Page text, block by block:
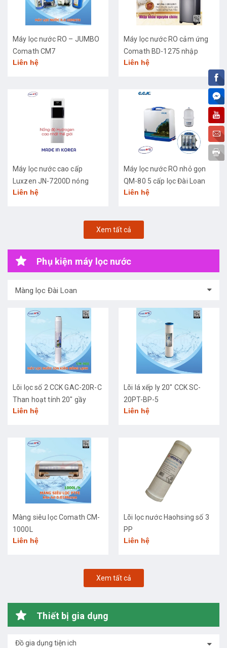
Máy lọc nước RO – JUMBO
Comath CM7
Liên hệ
Máy lọc nước RO cảm ứng
Comath BD-1275 nhập
khẩu cao cấp
Liên hệ
Máy lọc nước cao cấp
Luxzen JN-7200D nóng
lạnh
Liên hệ
Máy lọc nước RO nhỏ gọn
QM-80 5 cấp lọc Đài Loan
Liên hệ
Xem tất cả
Phụ kiện máy lọc nước
Màng lọc Đài Loan
Lõi lọc số 2 CCK GAC-20R-C
Than hoạt tính 20" gầy
Liên hệ
Lõi lá xếp ly 20" CCK SC-
20PT-BP-5
Liên hệ
Màng siêu lọc Comath CM-
1000L
Liên hệ
Lõi lọc nước Haohsing số 3
PP
Liên hệ
Xem tất cả
Thiết bị gia dụng
Đồ gia dụng tiện ich